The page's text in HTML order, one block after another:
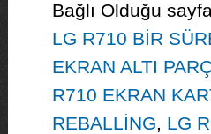
Bağlı Olduğu
LG R710 BİR
EKRAN ALTI
R710 EKRAN
REBALLİNG, LG